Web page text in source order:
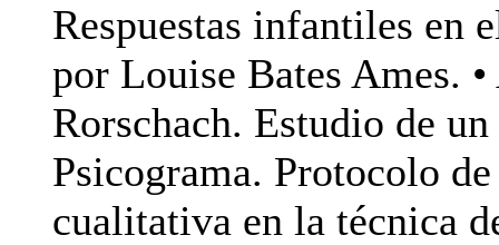
Respuestas infantiles en
por Louise Bates Ames.
Rorschach. Estudio de
Psicograma. Protocolo
cualitativa en la técnica